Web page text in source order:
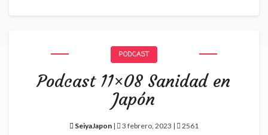
PODCAST
Podcast 11×08 Sanidad en
Japón
SeiyaJapon | 3 febrero, 2023 | 2561